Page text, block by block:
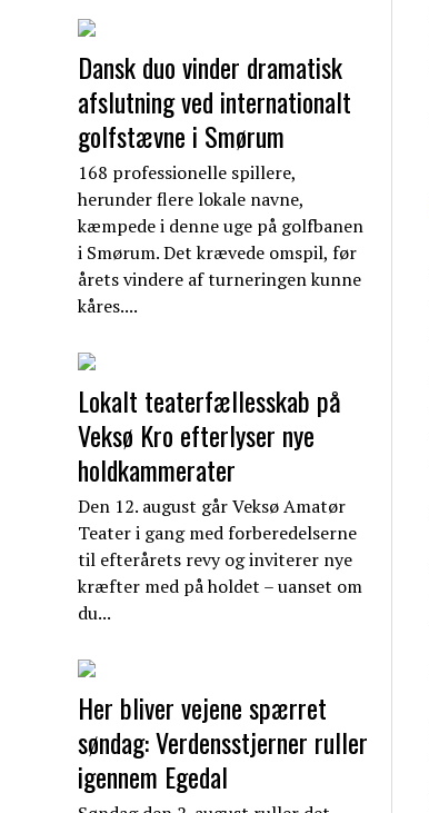
Dansk duo vinder dramatisk
afslutning ved internationalt
golfstævne i Smørum
168 professionelle spillere,
herunder flere lokale navne,
kæmpede i denne uge på golfbanen
i Smørum. Det krævede omspil, før
årets vindere af turneringen kunne
kåres....
Lokalt teaterfællesskab på
Veksø Kro efterlyser nye
holdkammerater
Den 12. august går Veksø Amatør
Teater i gang med forberedelserne
til efterårets revy og inviterer nye
kræfter med på holdet – uanset om
du...
Her bliver vejene spærret
søndag: Verdensstjerner ruller
igennem Egedal